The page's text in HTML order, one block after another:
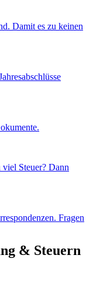
Damit es zu keinen
Steuer? Dann
Fragen
& Steuern